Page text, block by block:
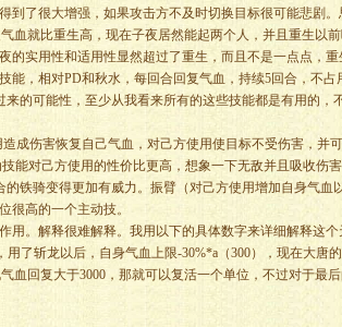
到了很大增强，如果攻击方不及时切换目标很可能悲剧
血就比重生高，现在子夜居然能起两个人，并且重生以
的实用性和适用性显然超过了重生，而且不是一点点，
能，相对PD和秋水，每回合回复气血，持续5回合，不占
的可能性，至少从我看来所有的这些技能都是有用的，
伤害恢复自己气血，对己方使用使目标不受伤害，并
能对己方使用的性价比更高，想象一下无敌并且吸收伤
铁骑变得更加有威力。振臂（对己方使用增加自身气血
很高的一个主动技。
。解释很难解释。我用以下的具体数字来详细解释这个
了斩龙以后，自身气血上限-30%*a（300），现在大唐
血回复大于3000，那就可以复活一个单位，不过对于最